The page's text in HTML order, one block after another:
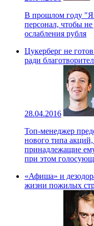
В прошлом году
персонал, чтобы не
ослабления рубля
Цукерберг не
ради
28.04.2016
Топ-менеджер
нового типа
принадлежащие
при этом
«Афиша» и
жизни пожилых